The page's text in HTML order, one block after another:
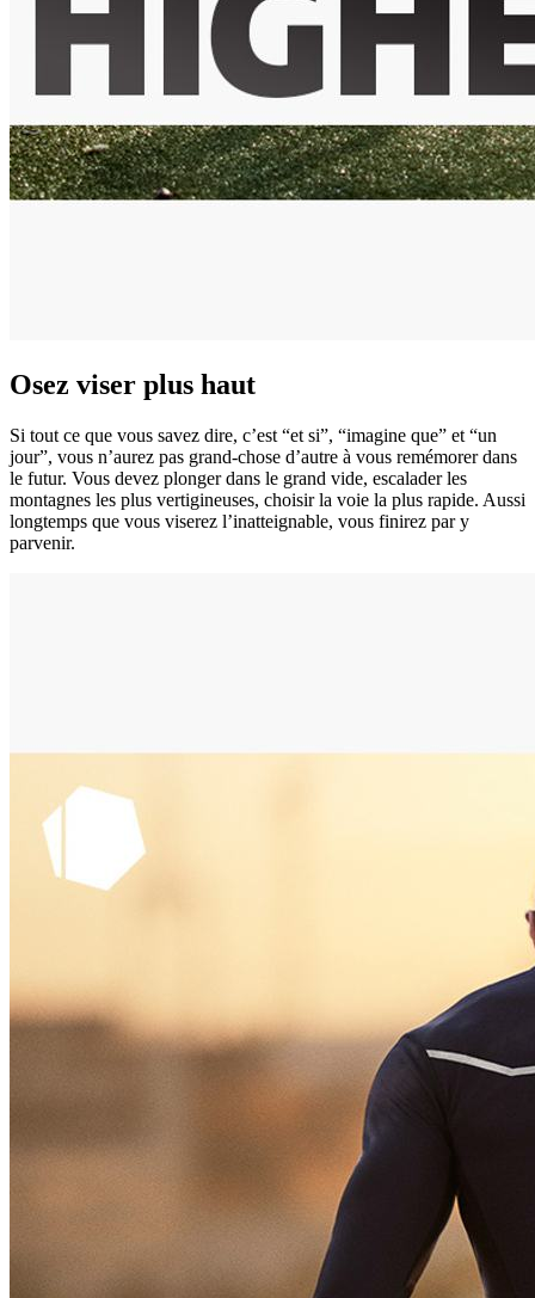
Osez viser plus haut
Si tout ce que vous savez dire, c’est “et si”, “imagine que” et “un
jour”, vous n’aurez pas grand-chose d’autre à vous remémorer dans
le futur. Vous devez plonger dans le grand vide, escalader les
montagnes les plus vertigineuses, choisir la voie la plus rapide. Aussi
longtemps que vous viserez l’inatteignable, vous finirez par y
parvenir.